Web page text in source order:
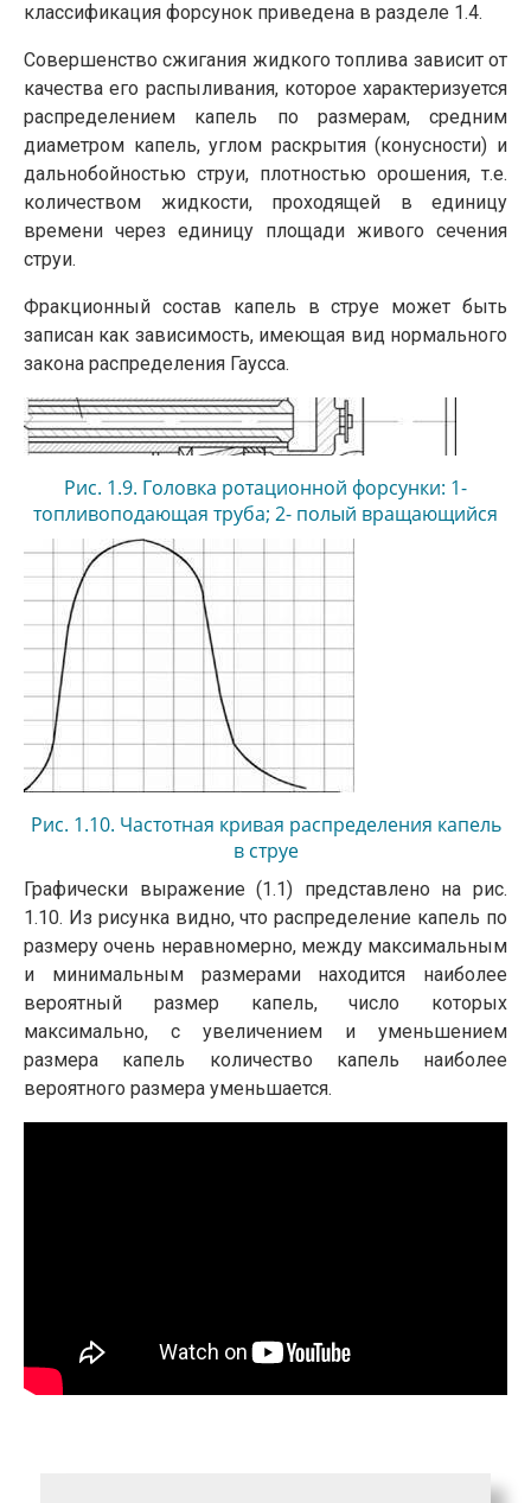
классификация форсунок приведена в разделе 1.4.
Совершенство сжигания жидкого топлива зависит от
качества его распыливания, которое характеризуется
распределением капель по размерам, сред­ним
диаметром капель, углом раскрытия (конусности) и
дальнобойностью струи, плотностью орошения, т.е.
количеством жидкости, проходящей в единицу
времени через единицу площади живого сечения
струи.
Фракционный состав капель в струе может быть
записан как зависимость, имеющая вид нормального
закона распределения Гаусса.
Рис. 1.9. Головка ротационной форсунки: 1-
топливоподающая труба; 2- полый вращающийся
вал; 3 — корпус; 4 — питатель; 5- вращающийся
распыливающий стакан; 6 — завихритель
первичного воздуха
Рис. 1.10. Частотная кривая распределения капель
в струе
Графически выражение (1.1) представлено на рис.
1.10. Из рисунка видно, что распределение капель по
размеру очень неравномерно, между макси­мальным
и минимальным размерами находится наиболее
вероятный размер капель, число которых
максимально, с увеличением и уменьшением
размера капель количество капель наиболее
вероятного размера уменьшается.